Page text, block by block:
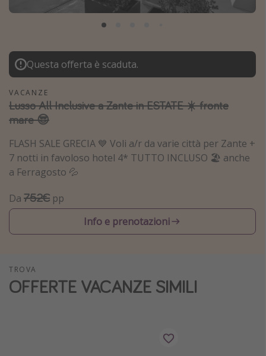
Grecia
Egitto
Tunisia
Malta
Canarie
Tipo di vacanza
Vacanze all inclusive
Vacanze estate 2026
Vacanze con bambini
Questa offerta è scaduta.
VACANZE
Lusso All Inclusive a Zante in ESTATE ☀️ fronte
mare 😎
FLASH SALE GRECIA 💙 Voli a/r da varie città per Zante +
7 notti in favoloso hotel 4* TUTTO INCLUSO 🏖️ anche
a Ferragosto 💦
Da 752€ pp
Info e prenotazioni
TROVA
OFFERTE VACANZE SIMILI